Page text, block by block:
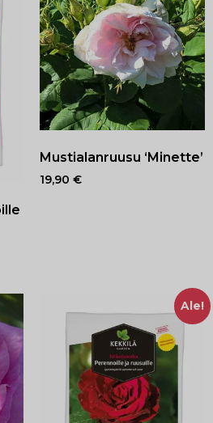
Mustialanruusu ‘Minette’
19,90 €
Ale!